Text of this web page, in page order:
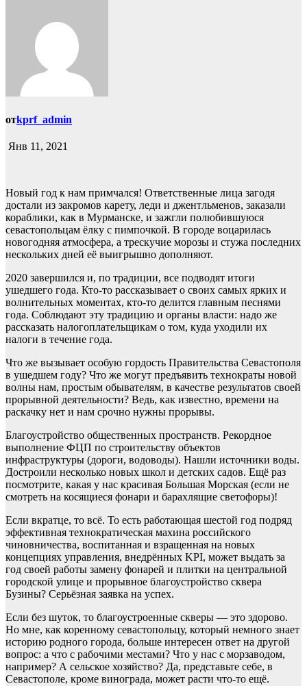
отkprf_admin
Янв 11, 2021
Новый год к нам примчался! Ответственные лица загодя
достали из закромов карету, леди и джентльменов, заказали
кораблики, как в Мурманске, и зажгли полюбившуюся
севастопольцам ёлку с пимпочкой. В городе воцарилась
новогодняя атмосфера, а трескучие морозы и стужа последних
нескольких дней её выигрышно дополняют.
2020 завершился и, по традиции, все подводят итоги
ушедшего года. Кто-то рассказывает о своих самых ярких и
волнительных моментах, кто-то делится главным песнями
года. Соблюдают эту традицию и органы власти: надо же
рассказать налогоплательщикам о том, куда уходили их
налоги в течение года.
Что же вызывает особую гордость Правительства Севастополя
в ушедшем году? Что же могут предъявить технократы новой
волны нам, простым обывателям, в качестве результатов своей
прорывной деятельности? Ведь, как известно, времени на
раскачку нет и нам срочно нужны прорывы.
Благоустройство общественных пространств. Рекордное
выполнение ФЦП по строительству объектов
инфраструктуры (дороги, водоводы). Нашли источники воды.
Достроили несколько новых школ и детских садов. Ещё раз
посмотрите, какая у нас красивая Большая Морская (если не
смотреть на косящиеся фонари и барахлящие светофоры)!
Если вкратце, то всё. То есть работающая шестой год подряд
эффективная технократическая махина российского
чиновничества, воспитанная и взращенная на новых
концепциях управления, внедрённых KPI, может выдать за
год своей работы замену фонарей и плитки на центральной
городской улице и прорывное благоустройство сквера
Бузины? Серьёзная заявка на успех.
Если без шуток, то благоустроенные скверы — это здорово.
Но мне, как коренному севастопольцу, который немного знает
историю родного города, больше интересен ответ на другой
вопрос: а что с рабочими местами? Что у нас с морзаводом,
например? А сельское хозяйство? Да, представьте себе, в
Севастополе, кроме винограда, может расти что-то ещё.